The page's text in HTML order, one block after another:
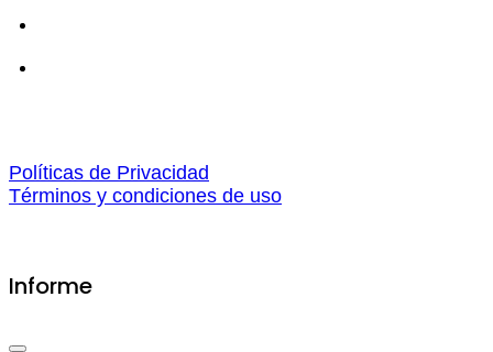
Políticas de Privacidad
Términos y condiciones de uso
Informe